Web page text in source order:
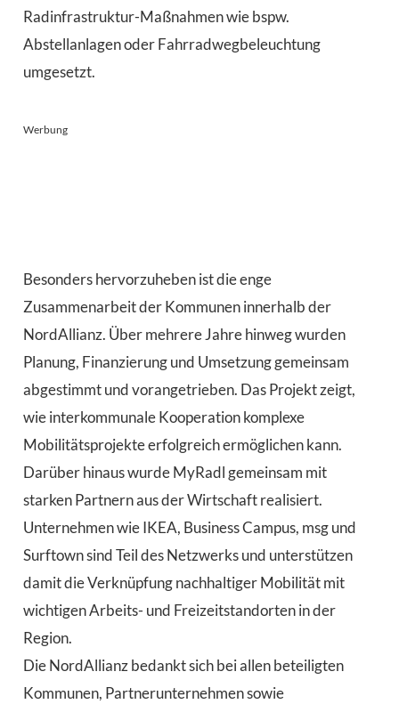
Radinfrastruktur-Maßnahmen wie bspw.
Abstellanlagen oder Fahrradwegbeleuchtung
umgesetzt.
Werbung
Besonders hervorzuheben ist die enge
Zusammenarbeit der Kommunen innerhalb der
NordAllianz. Über mehrere Jahre hinweg wurden
Planung, Finanzierung und Umsetzung gemeinsam
abgestimmt und vorangetrieben. Das Projekt zeigt,
wie interkommunale Kooperation komplexe
Mobilitätsprojekte erfolgreich ermöglichen kann.
Darüber hinaus wurde MyRadl gemeinsam mit
starken Partnern aus der Wirtschaft realisiert.
Unternehmen wie IKEA, Business Campus, msg und
Surftown sind Teil des Netzwerks und unterstützen
damit die Verknüpfung nachhaltiger Mobilität mit
wichtigen Arbeits- und Freizeitstandorten in der
Region.
Die NordAllianz bedankt sich bei allen beteiligten
Kommunen, Partnerunternehmen sowie